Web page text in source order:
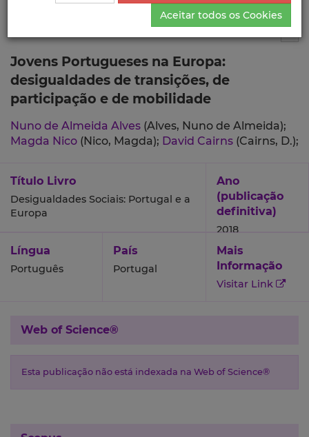
Jovens Portugueses na Europa:
desigualdades de transições, de
participação e de mobilidade
Nuno de Almeida Alves (Alves, Nuno de Almeida);
Magda Nico (Nico, Magda); David Cairns (Cairns, D.);
Título Livro
Desigualdades Sociais: Portugal e a
Europa
Ano
(publicação
definitiva)
2018
Língua
Português
País
Portugal
Mais
Informação
Visitar Link
Web of Science®
Esta publicação não está indexada na Web of Science®
Aceitar todos os Cookies